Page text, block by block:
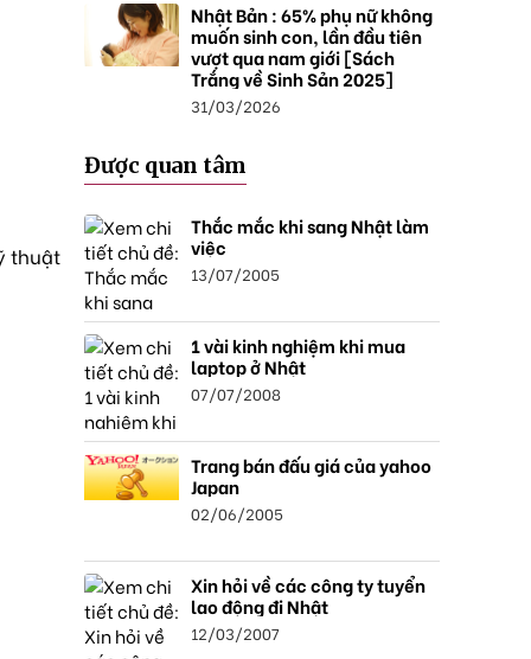
thuật
Nhật Bản : 65% phụ nữ không
muốn sinh con, lần đầu tiên
vượt qua nam giới [Sách
Trắng về Sinh Sản 2025]
31/03/2026
Được quan tâm
Thắc mắc khi sang Nhật làm
việc
13/07/2005
1 vài kinh nghiệm khi mua
laptop ở Nhật
07/07/2008
Trang bán đấu giá của yahoo
Japan
02/06/2005
Xin hỏi về các công ty tuyển
lao động đi Nhật
12/03/2007